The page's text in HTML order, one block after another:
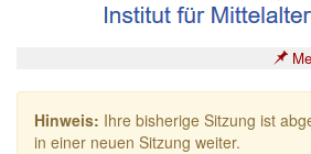
Hinweis: Ihre bisherige Sitzung ist
in einer neuen Sitzung weiter.